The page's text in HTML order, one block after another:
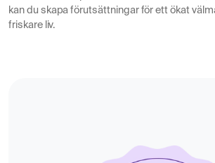
kan du skapa förutsättningar för ett ökat
friskare liv.